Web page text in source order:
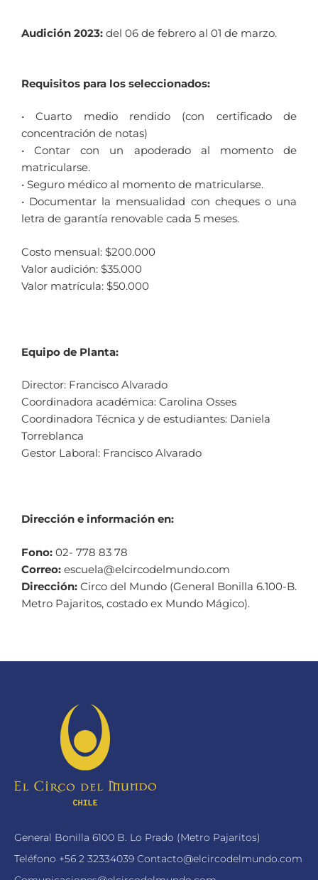
Audición 2023: del 06 de febrero al 01 de marzo.
Requisitos para los seleccionados:
• Cuarto medio rendido (con certificado de
concentración de notas)
• Contar con un apoderado al momento de
matricularse.
• Seguro médico al momento de matricularse.
• Documentar la mensualidad con cheques o una
letra de garantía renovable cada 5 meses.
Costo mensual: $200.000
Valor audición: $35.000
Valor matrícula: $50.000
Equipo de Planta:
Director: Francisco Alvarado
Coordinadora académica: Carolina Osses
Coordinadora Técnica y de estudiantes: Daniela
Torreblanca
Gestor Laboral: Francisco Alvarado
Dirección e información en:
Fono: 02- 778 83 78
Correo: escuela@elcircodelmundo.com
Dirección: Circo del Mundo (General Bonilla 6.100-B.
Metro Pajaritos, costado ex Mundo Mágico).
General Bonilla 6100 B. Lo Prado (Metro Pajaritos)
Teléfono +56 2 32334039 Contacto@elcircodelmundo.com